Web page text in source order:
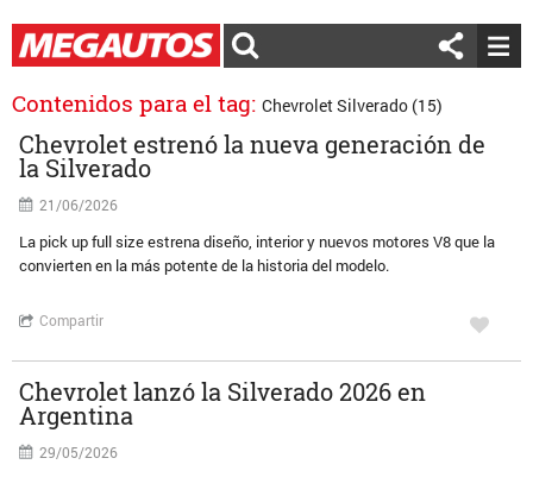
Contenidos para el tag: Chevrolet Silverado (15)
Chevrolet estrenó la nueva generación de
la Silverado
21/06/2026
La pick up full size estrena diseño, interior y nuevos motores V8 que la
convierten en la más potente de la historia del modelo.
Compartir
Chevrolet lanzó la Silverado 2026 en
Argentina
29/05/2026